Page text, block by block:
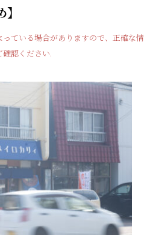
ている場合がありますので、正確な情
認ください.